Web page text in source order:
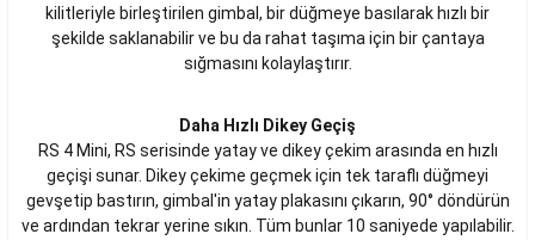
kilitleriyle birleştirilen gimbal, bir düğmeye basılarak hızlı bir
şekilde saklanabilir ve bu da rahat taşıma için bir çantaya
sığmasını kolaylaştırır.
Daha Hızlı Dikey Geçiş
RS 4 Mini, RS serisinde yatay ve dikey çekim arasında en hızlı
geçişi sunar. Dikey çekime geçmek için tek taraflı düğmeyi
gevşetip bastırın, gimbal'in yatay plakasını çıkarın, 90° döndürün
ve ardından tekrar yerine sıkın. Tüm bunlar 10 saniyede yapılabilir.